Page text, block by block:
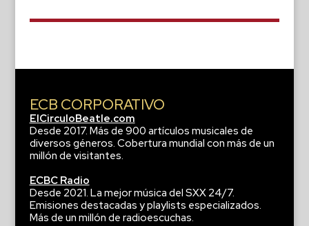
ECB CORPORATIVO
ElCirculoBeatle.com
Desde 2017. Más de 900 artículos musicales de
diversos géneros. Cobertura mundial con más de un
millón de visitantes.
ECBC Radio
Desde 2021. La mejor música del SXX 24/7.
Emisiones destacadas y playlists especializados.
Más de un millón de radioescuchas.